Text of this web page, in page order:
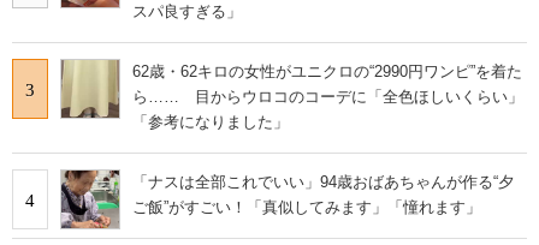
スパ良すぎる」
3
62歳・62キロの女性がユニクロの“2990円ワンピ”を着た
ら…… 目からウロコのコーデに「全色ほしいくらい」
「参考になりました」
4
「ナスは全部これでいい」94歳おばあちゃんが作る“夕
ご飯”がすごい！「真似してみます」「憧れます」